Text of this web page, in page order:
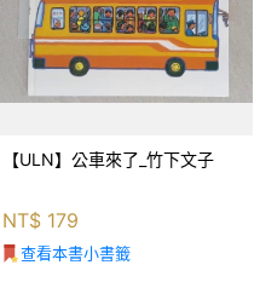
【ULN】公車來了_竹下文子
NT$ 179
查看本書小書籤